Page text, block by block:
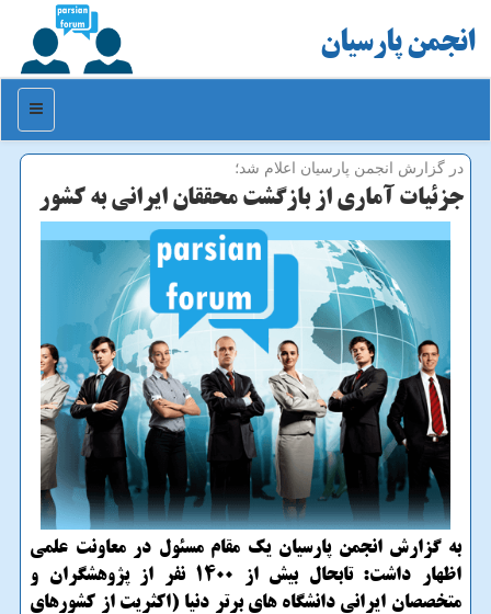
انجمن پارسیان
منو
در گزارش انجمن پارسیان اعلام شد؛
جزئیات آماری از بازگشت محققان ایرانی به كشور
به گزارش انجمن پارسیان یك مقام مسئول در معاونت علمی
اظهار داشت: تابحال بیش از 1400 نفر از پژوهشگران و
متخصصان ایرانی دانشگاه های برتر دنیا (اكثریت از كشورهای